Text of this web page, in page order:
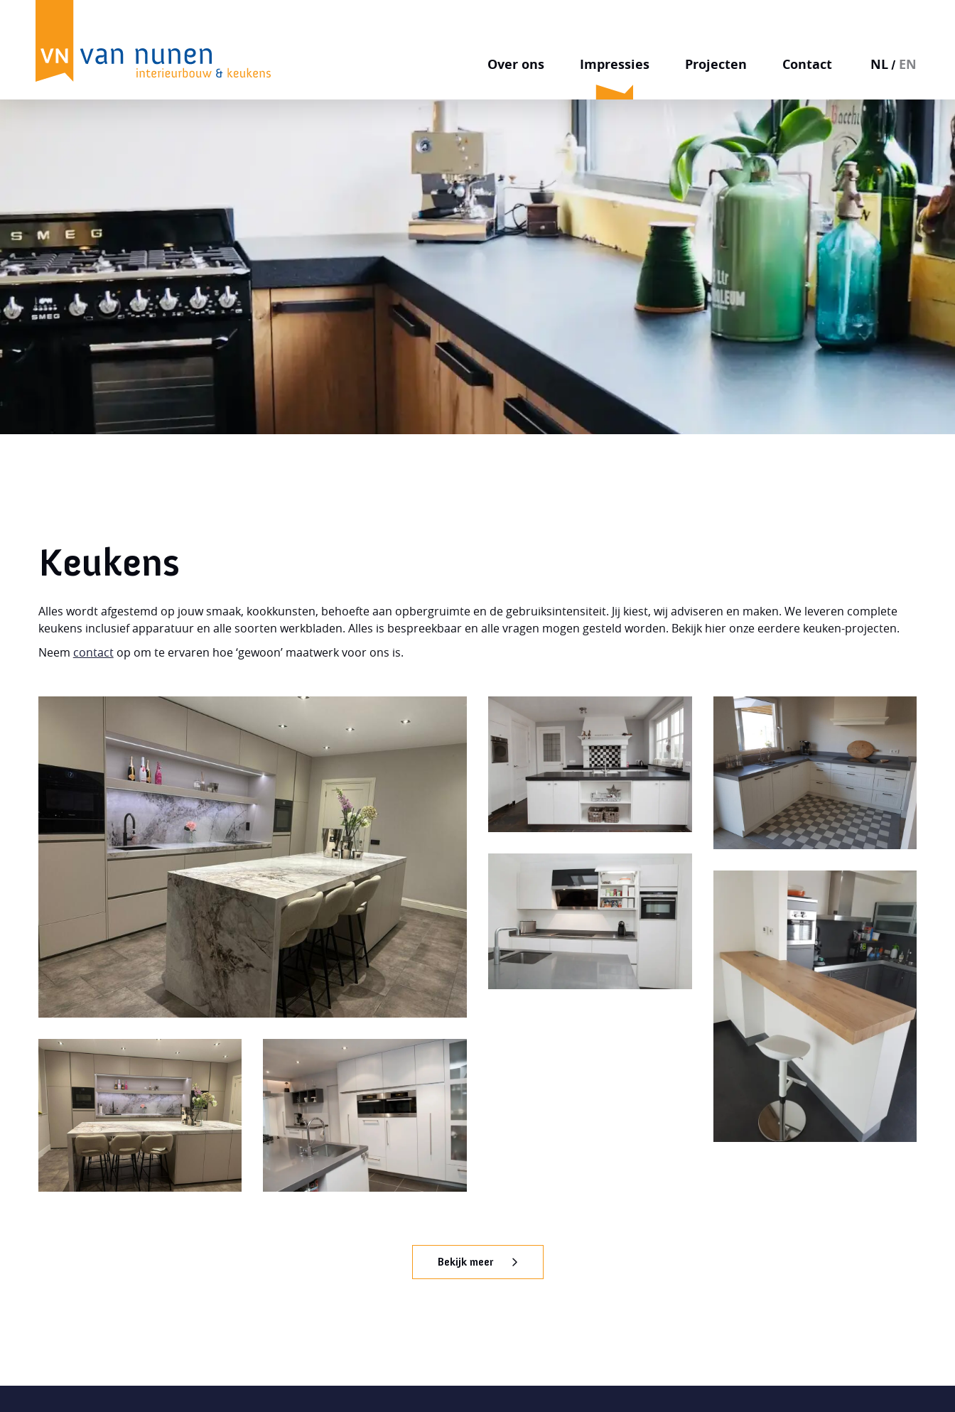
Over ons Impressies Projecten Contact NL/ EN
Impressies
Omdat ons werk zo veelomvattend is, laten we de foto’s spreken. Per
categorie krijg je hier een indruk van wat we kunnen maken. Gebruik de
foto’s als inspiratie voor je eigen interieur of kom naar onze toonzaal om
jouw ideeën verder uit te werken.
contactmet ons op, samen maken we jouw plannen werkelijkheid.
Keukens
Alles wordt afgestemd op jouw smaak, kookkunsten, behoefte aan opbergruimte en de gebruiksintensiteit. Jij kiest, wij adviseren en maken. We leveren complete
keukens inclusief apparatuur en alle soorten werkbladen. Alles is bespreekbaar en alle vragen mogen gesteld worden. Bekijk hier onze eerdere keuken-projecten.
Neem contactop om te ervaren hoe ‘gewoon’ maatwerk voor ons is.
Bekijk meer